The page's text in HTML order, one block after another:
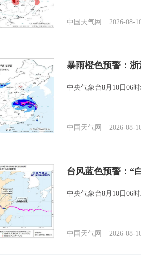
中国天气网 2026-08-
暴雨橙色预警：
中央气象台8月10日06
中国天气网 2026-08-
台风蓝色预警：“
中央气象台8月10日06
中国天气网 2026-08-